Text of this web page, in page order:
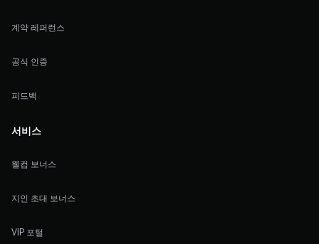
계약 레퍼런스
공식 인증
피드백
서비스
웰컴 보너스
지인 초대 보너스
VIP 포털